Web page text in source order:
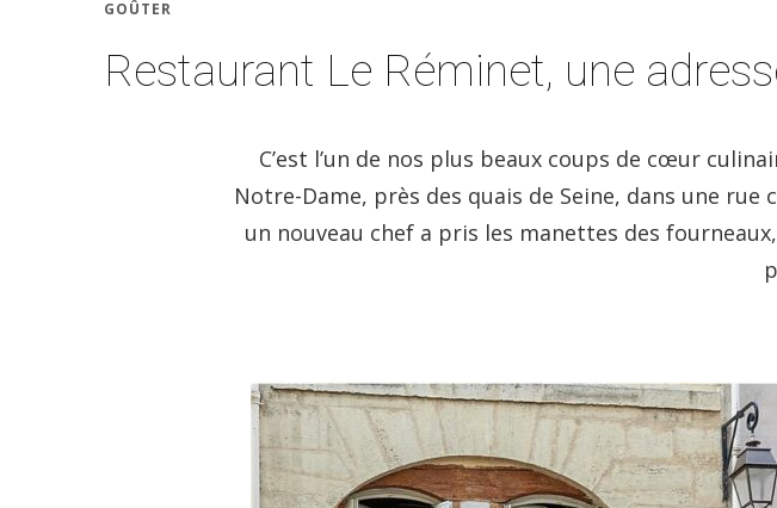
GOÛTER
Restaurant Le Réminet, une
C’est l’un de nos plus beaux coups de cœur
Notre-Dame, près des quais de Seine, dans une rue
un nouveau chef a pris les manettes des